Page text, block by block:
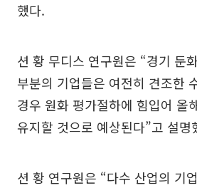
했다.
션 황 무디스 연구원은 “경기 둔
부분의 기업들은 여전히 견조한
경우 원화 평가절하에 힘입어 올
유지할 것으로 예상된다”고 설명
션 황 연구원은 “다수 산업의 기